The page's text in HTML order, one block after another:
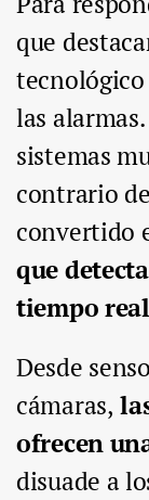
que
las
sistemas
contrario
convertido
que
tiempo real
Desde
cámaras,
ofrecen
disuade a